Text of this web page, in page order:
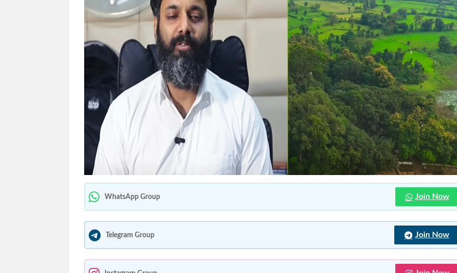
WhatsApp Group Join Now
Telegram Group Join Now